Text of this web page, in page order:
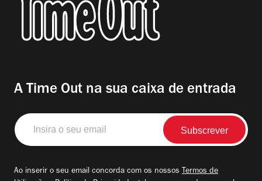
A Time Out na sua caixa de entrada
Insira
o
seu
Ao inserir o seu email concorda com os nossos Termos de